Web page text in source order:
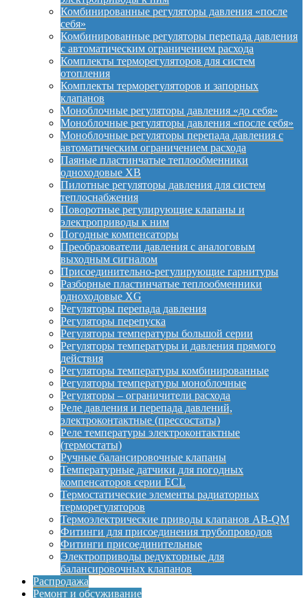
Комбинированные регуляторы давления «после
себя»
Комбинированные регуляторы перепада давления
с автоматическим ограничением расхода
Комплекты терморегуляторов для систем
отопления
Комплекты терморегуляторов и запорных
клапанов
Моноблочные регуляторы давления «до себя»
Моноблочные регуляторы давления «после себя»
Моноблочные регуляторы перепада давления с
автоматическим ограничением расхода
Паяные пластинчатые теплообменники
одноходовые XB
Пилотные регуляторы давления для систем
теплоснабжения
Поворотные регулирующие клапаны и
электроприводы к ним
Погодные компенсаторы
Преобразователи давления с аналоговым
выходным сигналом
Присоединительно-регулирующие гарнитуры
Разборные пластинчатые теплообменники
одноходовые XG
Регуляторы перепада давления
Регуляторы перепуска
Регуляторы температуры большой серии
Регуляторы температуры и давления прямого
действия
Регуляторы температуры комбинированные
Регуляторы температуры моноблочные
Регуляторы – ограничители расхода
Реле давления и перепада давлений,
электроконтактные (прессостаты)
Реле температуры электроконтактные
(термостаты)
Ручные балансировочные клапаны
Температурные датчики для погодных
компенсаторов серии ECL
Термостатические элементы радиаторных
терморегуляторов
Термоэлектрические приводы клапанов AB-QM
Фитинги для присоединения трубопроводов
Фитинги присоединительные
Электроприводы редукторные для
балансировочных клапанов
Распродажа
Ремонт и обсуживание